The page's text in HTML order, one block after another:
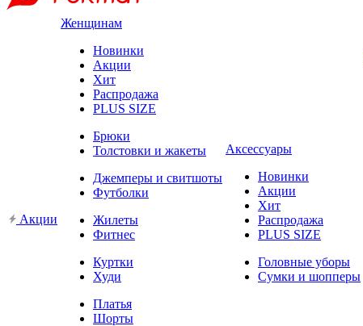
Акции
Женщинам
Новинки
Акции
Хит
Распродажа
PLUS SIZE
Брюки
Толстовки и жакеты
Джемперы и свитшоты
Футболки
Жилеты
Фитнес
Куртки
Худи
Платья
Шорты
Аксессуары
Новинки
Акции
Хит
Распродажа
PLUS SIZE
Головные уборы
Сумки и шопперы